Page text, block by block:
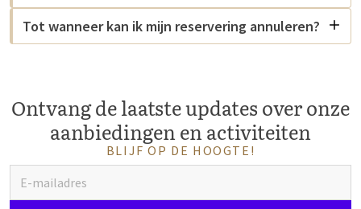
Tot wanneer kan ik mijn reservering annuleren?
Ontvang de laatste updates over onze
aanbiedingen en activiteiten
BLIJF OP DE HOOGTE!